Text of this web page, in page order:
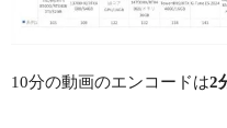
10分の動画のエンコードは2